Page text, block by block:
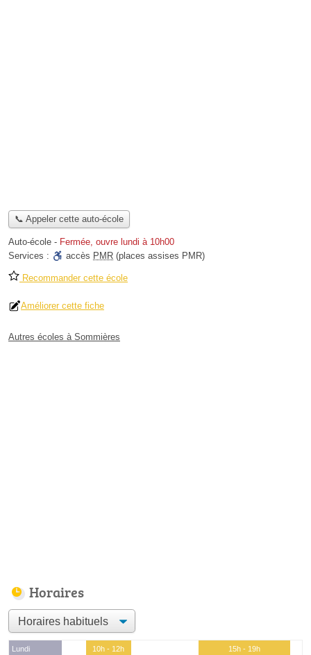
📞 Appeler cette auto-école
Auto-école - Fermée, ouvre lundi à 10h00
Services :
accès PMR (places assises PMR)
Recommander cette école
Améliorer cette fiche
Autres écoles à Sommières
Horaires
Lundi 10h - 12h
15h - 19h